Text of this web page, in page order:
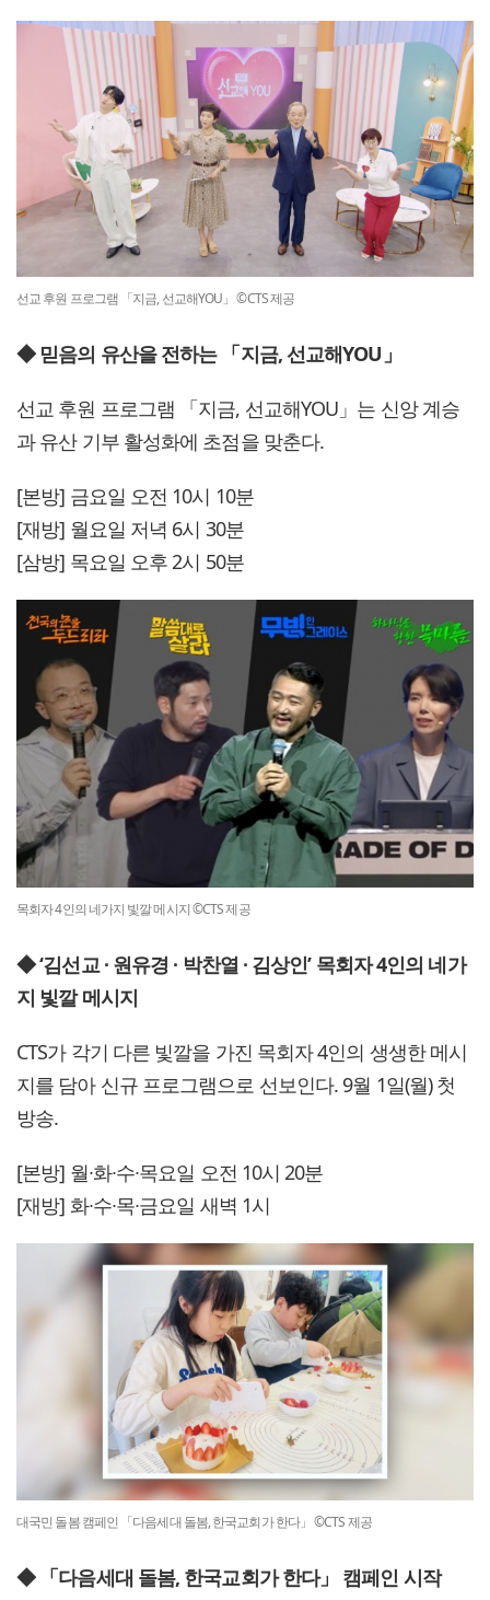
선교 후원 프로그램 「지금, 선교해YOU」 ©CTS 제공
◆ 믿음의 유산을 전하는 「지금, 선교해YOU」
선교 후원 프로그램 「지금, 선교해YOU」는 신앙 계승
과 유산 기부 활성화에 초점을 맞춘다.
[본방] 금요일 오전 10시 10분
[재방] 월요일 저녁 6시 30분
[삼방] 목요일 오후 2시 50분
목회자 4인의 네가지 빛깔 메시지 ©CTS 제공
◆ ‘김선교 ∙ 원유경 ∙ 박찬열 ∙ 김상인’ 목회자 4인의 네가
지 빛깔 메시지
CTS가 각기 다른 빛깔을 가진 목회자 4인의 생생한 메시
지를 담아 신규 프로그램으로 선보인다. 9월 1일(월) 첫
방송.
[본방] 월∙화∙수∙목요일 오전 10시 20분
[재방] 화∙수∙목∙금요일 새벽 1시
대국민 돌봄 캠페인 「다음세대 돌봄, 한국교회가 한다」 ©CTS 제공
◆ 「다음세대 돌봄, 한국교회가 한다」 캠페인 시작